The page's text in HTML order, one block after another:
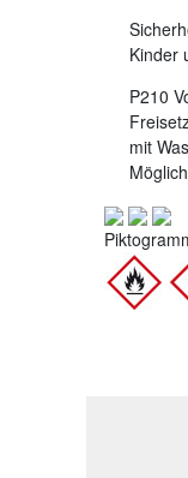
Kinder
P210
mit